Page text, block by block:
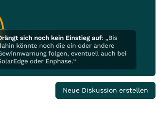
Neue Diskussion erstellen